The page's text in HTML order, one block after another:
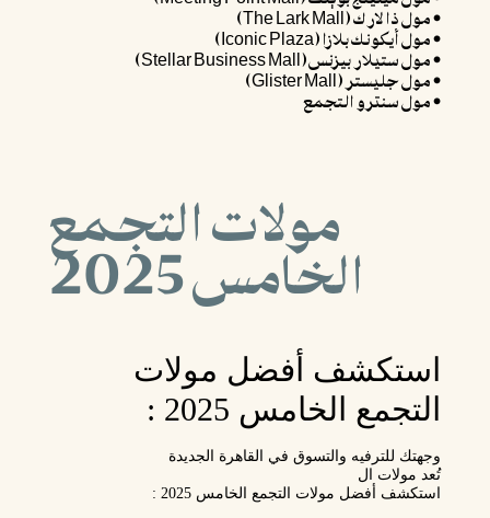
• مول ذا لارك (The Lark Mall)
• مول أيكونك بلازا (Iconic Plaza)
• مول ستيلار بيزنس (Stellar Business Mall)
• مول جليستر (Glister Mall)
• مول سنترو التجمع
مولات التجمع
الخامس 2025
استكشف أفضل مولات
التجمع الخامس 2025 :
وجهتك للترفيه والتسوق في القاهرة الجديدة
تُعد مولات ال
استكشف أفضل مولات التجمع الخامس 2025 :